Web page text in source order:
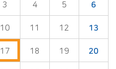
3 4 5 6
10 11 12 13
17 18 19 20